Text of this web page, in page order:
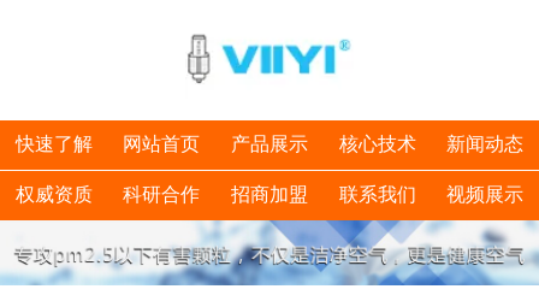
快速了解 网站首页 产品展示 核心技术 新闻动态
权威资质 科研合作 招商加盟 联系我们 视频展示